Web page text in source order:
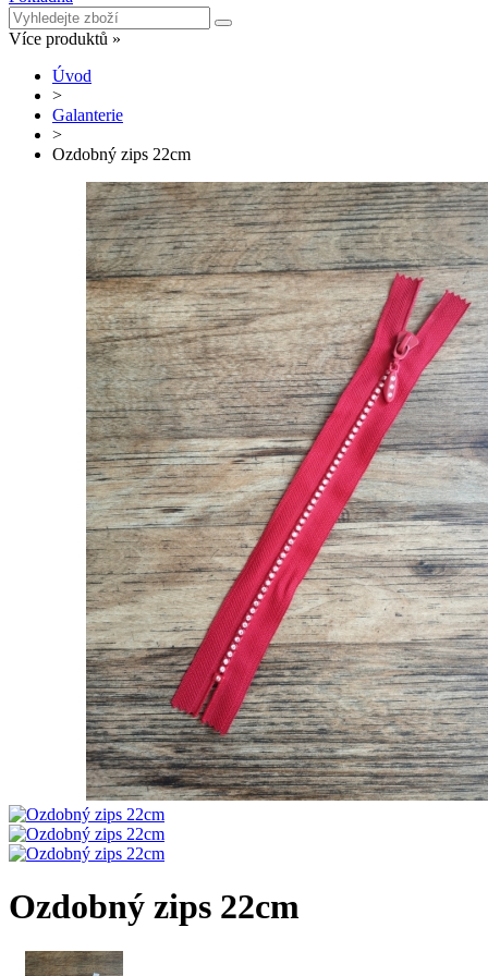
Více produktů »
Úvod
>
Galanterie
>
Ozdobný zips 22cm
Ozdobný zips 22cm